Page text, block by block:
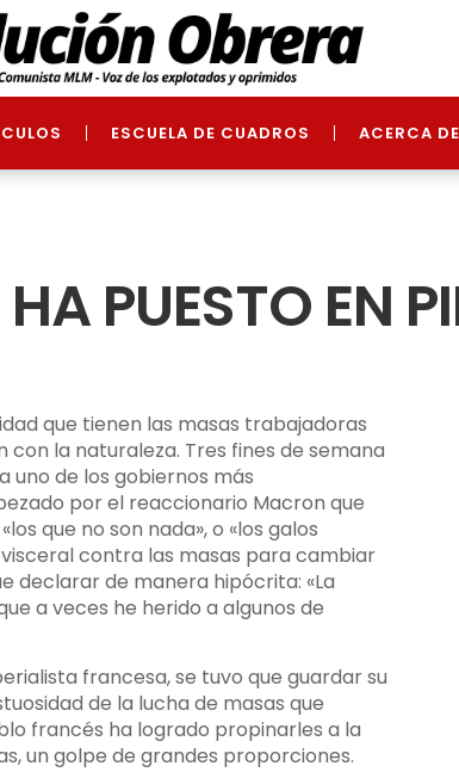
ESCUELA DE CUADROS ACERCA
PUESTO EN
que tienen las masas trabajadoras
la naturaleza. Tres fines de semana
uno de los gobiernos más
por el reaccionario Macron que
que no son nada», o «los galos
contra las masas para cambiar
declarar de manera hipócrita: «La
a veces he herido a algunos de
francesa, se tuvo que guardar su
de la lucha de masas que
francés ha logrado propinarles a la
un golpe de grandes proporciones.